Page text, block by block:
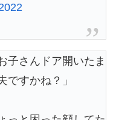
子さんドア開いたま
ですかね？」